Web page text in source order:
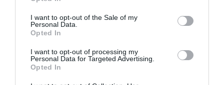
I want to opt-out of the Sale of my
Personal Data.
Opted In
I want to opt-out of processing my
Personal Data for Targeted Advertising.
Opted In
gubernamental y el que tenemos está viniendo de
entidades privadas que tienen posibilidad de ayudarnos,
como pueden ser la industria farmacéutica u otro tipo
civil en el que dedican una parte a la salud.